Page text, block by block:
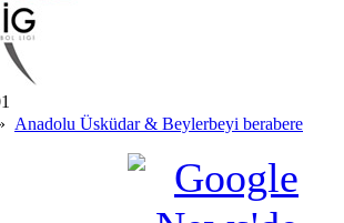
Anadolu Üsküdar & Beylerbeyi berabere